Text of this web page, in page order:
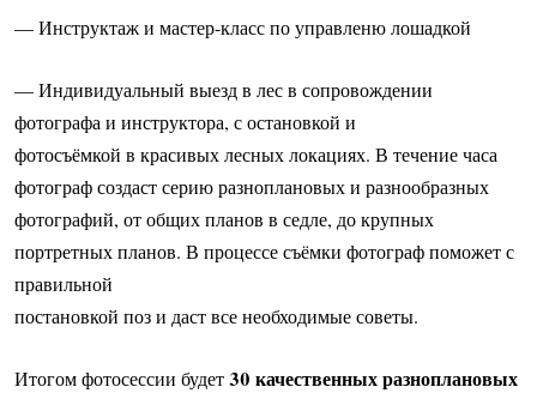
— Инструктаж и мастер-класс по управленю лошадкой
— Индивидуальный выезд в лес в сопровождении
фотографа и инструктора, с остановкой и
фотосъёмкой в красивых лесных локациях. В течение часа
фотограф создаст серию разноплановых и разнообразных
фотографий, от общих планов в седле, до крупных
портретных планов. В процессе съёмки фотограф поможет с
правильной
постановкой поз и даст все необходимые советы.
Итогом фотосессии будет30 качественных разноплановых